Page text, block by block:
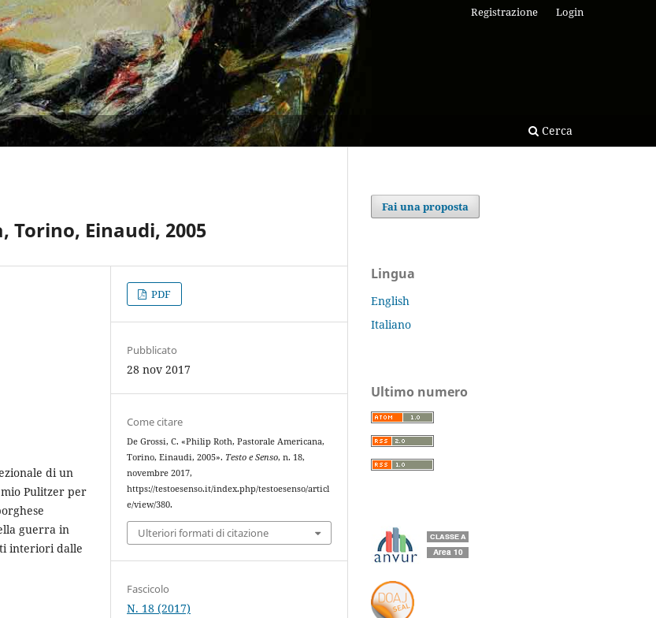
Cerca
Registrazione Login
Torino, Einaudi, 2005
di un
Pulitzer per
guerra in
interiori dalle
PDF
Pubblicato
28 nov 2017
Come citare
De Grossi, C. «Philip Roth, Pastorale Americana,
Torino, Einaudi, 2005». Testo e Senso, n. 18,
novembre 2017,
https://testoesenso.it/index.php/testoesenso/articl
e/view/380.
Ulteriori formati di citazione
Fascicolo
N. 18 (2017)
Fai una proposta
Lingua
English
Italiano
Ultimo numero